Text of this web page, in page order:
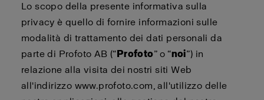
Lo scopo della presente informativa sulla
privacy è quello di fornire informazioni sulle
modalità di trattamento dei dati personali da
parte di Profoto AB (“Profoto” o “noi”) in
relazione alla visita dei nostri siti Web
all'indirizzo www.profoto.com, all'utilizzo delle